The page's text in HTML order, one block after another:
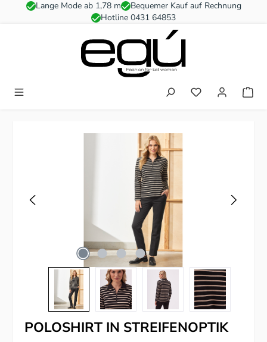
Zum Hauptinhalt springen
Lange Mode ab 1,78 m
Bequemer Kauf auf Rechnung
Hotline 0431 64853
Du hast 0
POLOSHIRT IN STREIFENOPTIK